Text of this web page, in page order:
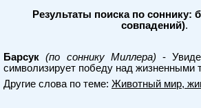
Результаты поиска по соннику:
совпадений).
Барсук (по соннику Миллера) -
символизирует победу над жизненными
Другие слова по теме: Животный мир,